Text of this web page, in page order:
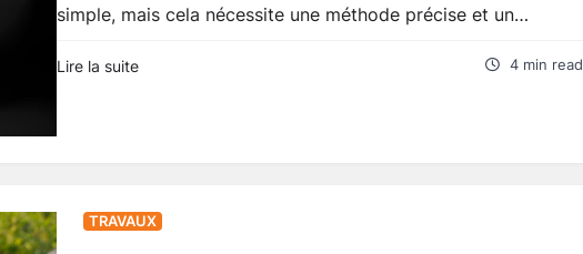
simple, mais cela nécessite une méthode précise et un…
Lire la suite 4 min read
TRAVAUX